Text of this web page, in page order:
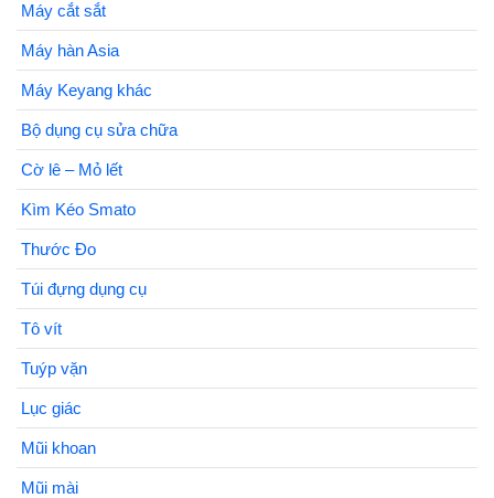
Máy cắt sắt
Máy hàn Asia
Máy Keyang khác
Bộ dụng cụ sửa chữa
Cờ lê – Mỏ lết
Kìm Kéo Smato
Thước Đo
Túi đựng dụng cụ
Tô vít
Tuýp vặn
Lục giác
Mũi khoan
Mũi mài